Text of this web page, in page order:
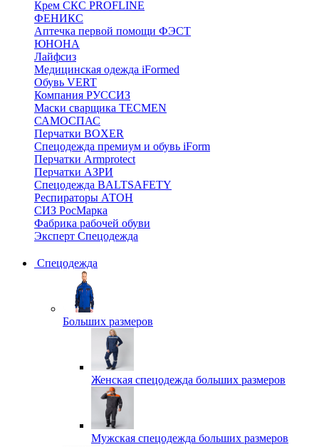
Крем СКС PROFLINE
ФЕНИКС
Аптечка первой помощи ФЭСТ
ЮНОНА
Лайфсиз
Медицинская одежда iFormed
Обувь VERT
Компания РУССИЗ
Маски сварщика TECMEN
САМОСПАС
Перчатки BOXER
Спецодежда премиум и обувь iForm
Перчатки Armprotect
Перчатки АЗРИ
Спецодежда BALTSAFETY
Респираторы АТОН
СИЗ РосМарка
Фабрика рабочей обуви
Эксперт Спецодежда
Спецодежда
Больших размеров
Женская спецодежда больших размеров
Мужская спецодежда больших размеров